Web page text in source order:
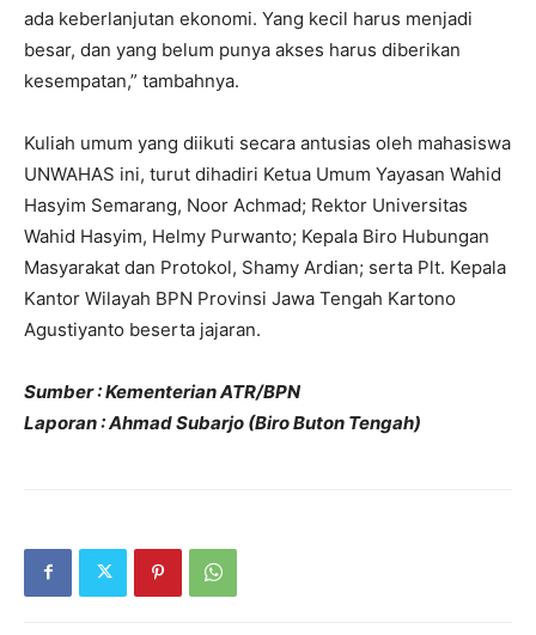
ada keberlanjutan ekonomi. Yang kecil harus menjadi
besar, dan yang belum punya akses harus diberikan
kesempatan,” tambahnya.
Kuliah umum yang diikuti secara antusias oleh mahasiswa
UNWAHAS ini, turut dihadiri Ketua Umum Yayasan Wahid
Hasyim Semarang, Noor Achmad; Rektor Universitas
Wahid Hasyim, Helmy Purwanto; Kepala Biro Hubungan
Masyarakat dan Protokol, Shamy Ardian; serta Plt. Kepala
Kantor Wilayah BPN Provinsi Jawa Tengah Kartono
Agustiyanto beserta jajaran.
Sumber : Kementerian ATR/BPN
Laporan : Ahmad Subarjo (Biro Buton Tengah)